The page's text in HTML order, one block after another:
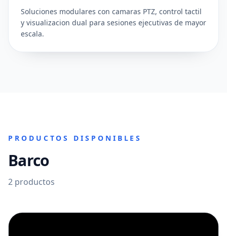
Soluciones modulares con camaras PTZ, control tactil
y visualizacion dual para sesiones ejecutivas de mayor
escala.
PRODUCTOS DISPONIBLES
Barco
2 productos